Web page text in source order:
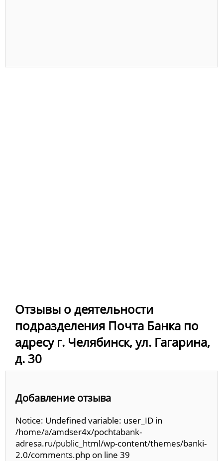
Отзывы о деятельности
подразделения Почта Банка по
адресу г. Челябинск, ул. Гагарина,
д. 30
Добавление отзыва
Notice: Undefined variable: user_ID in
/home/a/amdser4x/pochtabank-
adresa.ru/public_html/wp-content/themes/banki-
2.0/comments.php on line 39